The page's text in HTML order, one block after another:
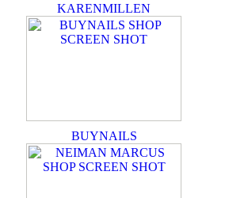
KARENMILLEN
BUYNAILS